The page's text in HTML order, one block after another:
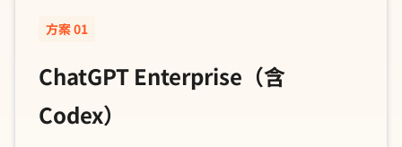
方案 01
ChatGPT Enterprise（含
Codex）